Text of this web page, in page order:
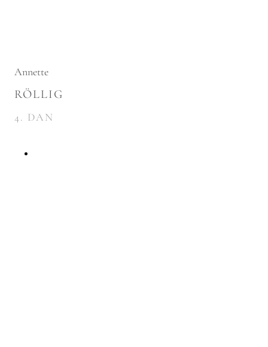
Annette
RÖLLIG
4. DAN